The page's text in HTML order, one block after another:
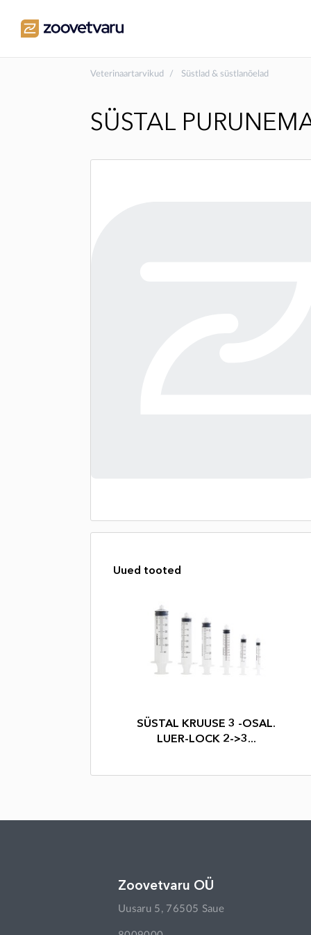
Veterinaartarvikud Süstlad & süstlanõelad
SÜSTAL
Uued tooted
SÜSTAL KRUUSE 3 -OSAL.
LUER-LOCK 2->3...
Zoovetvaru OÜ
Uusaru 5, 76505 Saue